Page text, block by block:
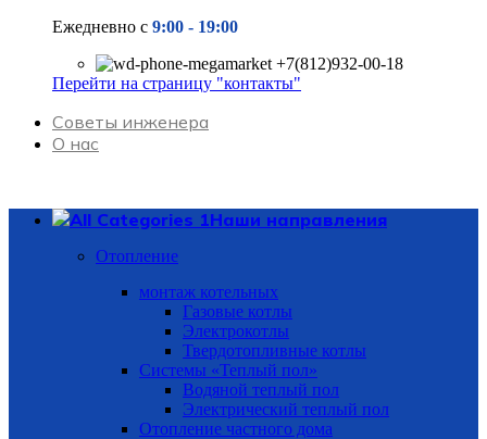
Ежедневно с 9:00 - 19:00
+7(812)932-00-18
Перейти на страницу "контакты"
Советы инженера
О нас
Наши направления
Отопление
монтаж котельных
Газовые котлы
Электрокотлы
Твердотопливные котлы
Системы «Теплый пол»
Водяной теплый пол
Электрический теплый пол
Отопление частного дома